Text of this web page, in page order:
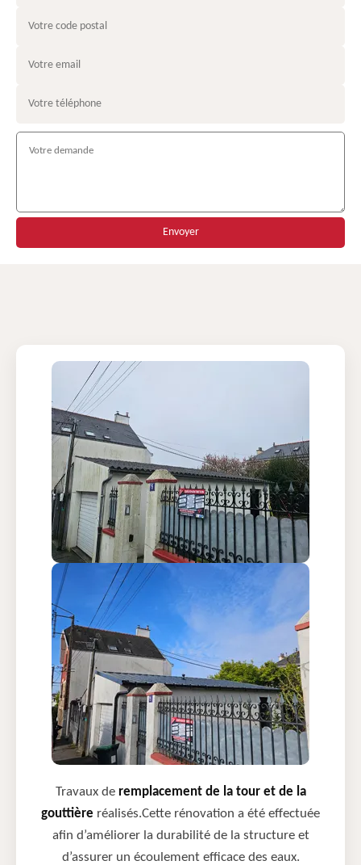
Travaux de remplacement de la tour et de la
gouttière réalisés.Cette rénovation a été effectuée
afin d’améliorer la durabilité de la structure et
d’assurer un écoulement efficace des eaux.